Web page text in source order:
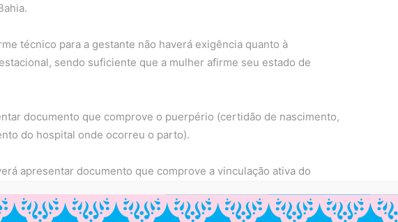
técnico para a gestante não haverá exigência quanto à
sendo suficiente que a mulher afirme seu estado de
documento que comprove o puerpério (certidão de nascimento,
do hospital onde ocorreu o parto).
apresentar documento que comprove a vinculação ativa do
saúde, seja através de crachá, contracheque ou a carteira do
pelo serviço de saúde de atuação do profissional.